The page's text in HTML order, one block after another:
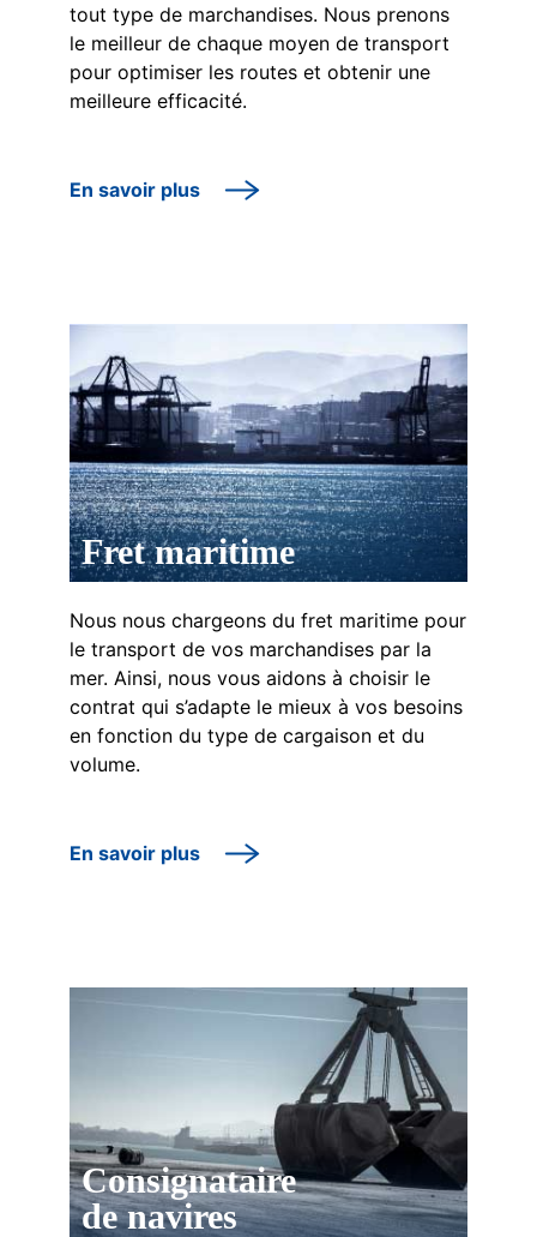
tout type de marchandises. Nous prenons
le meilleur de chaque moyen de transport
pour optimiser les routes et obtenir une
meilleure efficacité.
En savoir plus
Fret maritime
Nous nous chargeons du fret maritime pour
le transport de vos marchandises par la
mer. Ainsi, nous vous aidons à choisir le
contrat qui s’adapte le mieux à vos besoins
en fonction du type de cargaison et du
volume.
En savoir plus
Consignataire
de navires